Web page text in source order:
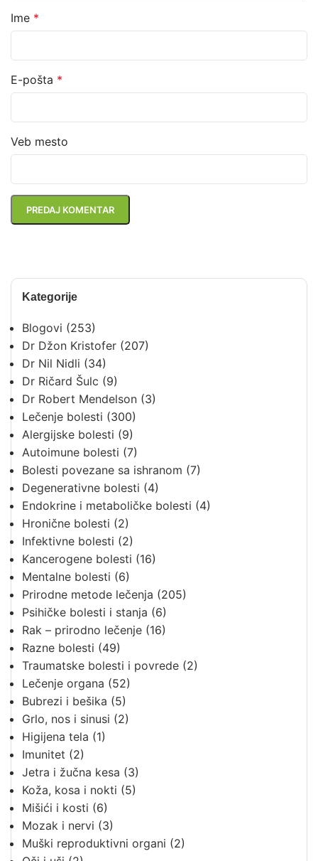
Kategorije
Blogovi (253)
Dr Džon Kristofer (207)
Dr Nil Nidli (34)
Dr Ričard Šulc (9)
Dr Robert Mendelson (3)
Lečenje bolesti (300)
Alergijske bolesti (9)
Autoimune bolesti (7)
Bolesti povezane sa ishranom (7)
Degenerativne bolesti (4)
Endokrine i metaboličke bolesti (4)
Hronične bolesti (2)
Infektivne bolesti (2)
Kancerogene bolesti (16)
Mentalne bolesti (6)
Prirodne metode lečenja (205)
Psihičke bolesti i stanja (6)
Rak – prirodno lečenje (16)
Razne bolesti (49)
Traumatske bolesti i povrede (2)
Lečenje organa (52)
Bubrezi i bešika (5)
Grlo, nos i sinusi (2)
Higijena tela (1)
Imunitet (2)
Jetra i žučna kesa (3)
Koža, kosa i nokti (5)
Mišići i kosti (6)
Mozak i nervi (3)
Muški reproduktivni organi (2)
Ime *
E-pošta *
Veb mesto